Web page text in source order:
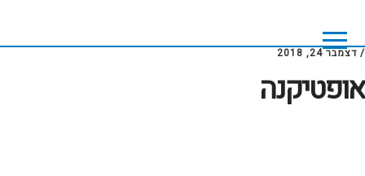
main
content
footer
/ דצמבר 24, 2018
אופטיקנה